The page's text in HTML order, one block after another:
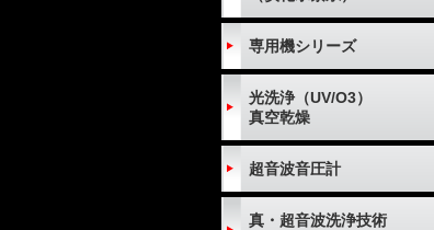
専用機シリーズ
光洗浄（UV/O3）
真空乾燥
超音波音圧計
真・超音波洗浄技術